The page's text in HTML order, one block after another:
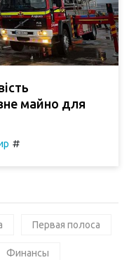
майно для
#
Первая полоса
Финансы